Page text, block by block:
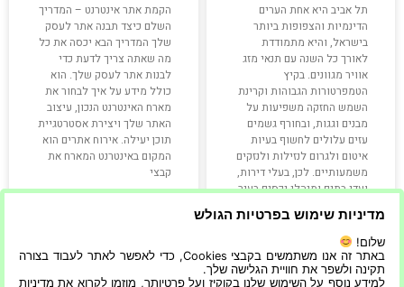
תל אביב היא אחת הערים
הדינמיות והצפופות ביותר
בישראל, והיא מתמודדת
לאורך כל השנה עם תנאי מזג
אוויר מגוונים. בקיץ
הטמפרטורות הגבוהות וקרינת
השמש החזקה משפיעות על
מבנים וגגות, ובחורף גשמים
עזים עלולים לחשוף בעיות
איטום ולגרום לנזילות ולנזקים
משמעותיים. לכן, בעלי דירות,
ועדי בתים ומנהלי נכסים בעיר
קרא עוד »
הקמת אתר אינטרנט – המדריך
השלם כיצד תבנה אתר לעסק
שלך המדריך הבא יכסה את כל
מה שאתה צריך לדעת כדי
לבנות אתר לעסק שלך. הוא
כולל מידע על איך לבחור את
מארח האינטרנט הנכון, עיצוב
האתר שלך ויצירת אסטרטגיית
תוכן יעילה. אירוח אתרים הוא
המקום באינטרנט המארח את
קבצי
קרא עוד »
מדיניות שימוש בפרטיות הגולש
שלום!
באתר זה אנו משתמשים בקבצי Cookies, כדי לאפשר לאתר לעבוד בצורה
תקינה ולשפר את חוויית הגלישה שלך.
למידע נוסף על השימוש שלנו בקוקיז ועל פרטיותך, מוזמן לקרוא את מדיניות